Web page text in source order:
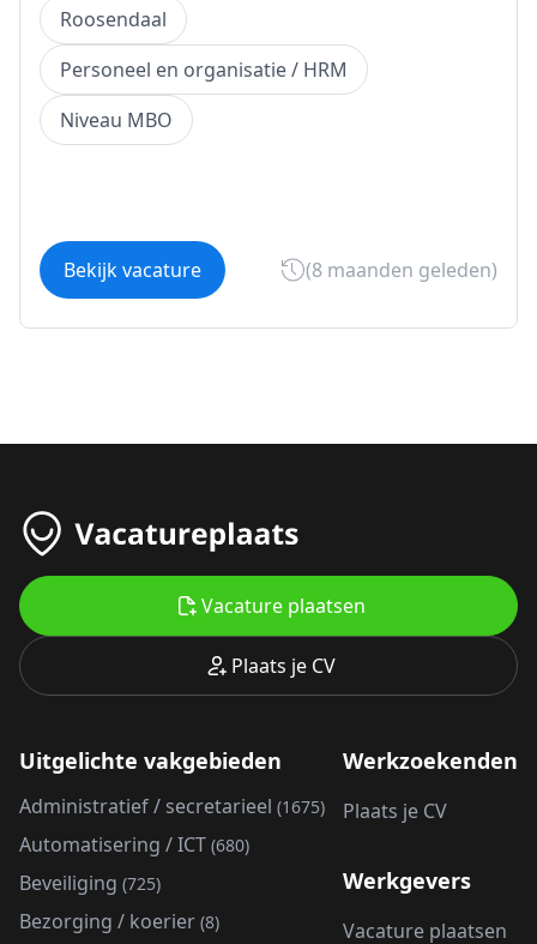
Roosendaal
Personeel en organisatie / HRM
Niveau MBO
Bekijk vacature (8 maanden geleden)
Plaats je CV
Vacature plaatsen
Uitgelichte vakgebieden
Administratief / secretarieel (1675)
Automatisering / ICT (680)
Beveiliging (725)
Bezorging / koerier (8)
Werkzoekenden
Plaats je CV
Werkgevers
Vacature plaatsen